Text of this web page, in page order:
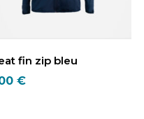
fin zip bleu
€